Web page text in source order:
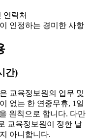
락처
인정하는 경미한 사항
간)
교육정보원의 업무 및
없는 한 연중무휴, 1일
원칙으로 합니다. 다만
교육정보원이 정한 날
아니합니다.